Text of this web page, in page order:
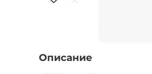
Описание